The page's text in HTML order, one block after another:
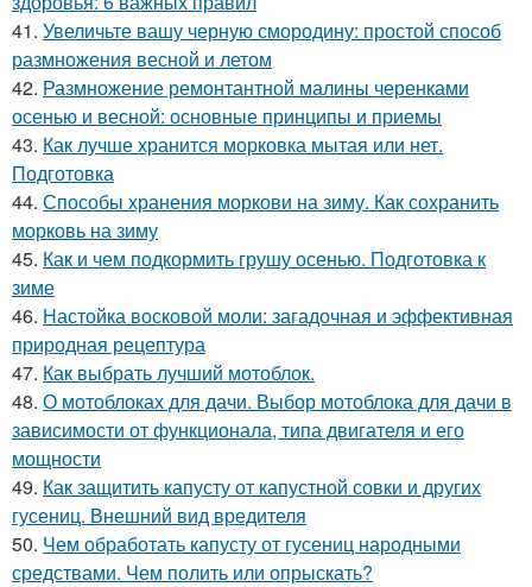
41. Увеличьте вашу черную смородину: простой способ
размножения весной и летом
42. Размножение ремонтантной малины черенками
осенью и весной: основные принципы и приемы
43. Как лучше хранится морковка мытая или нет.
Подготовка
44. Способы хранения моркови на зиму. Как сохранить
морковь на зиму
45. Как и чем подкормить грушу осенью. Подготовка к
зиме
46. Настойка восковой моли: загадочная и эффективная
природная рецептура
47. Как выбрать лучший мотоблок.
48. О мотоблоках для дачи. Выбор мотоблока для дачи в
зависимости от функционала, типа двигателя и его
мощности
49. Как защитить капусту от капустной совки и других
гусениц. Внешний вид вредителя
50. Чем обработать капусту от гусениц народными
средствами. Чем полить или опрыскать?